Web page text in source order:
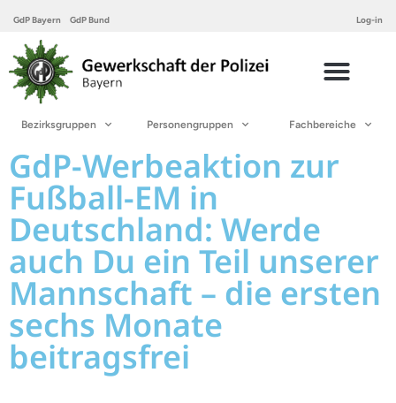
GdP Bayern GdP Bund Log-in
Bezirksgruppen Personengruppen Fachbereiche
GdP-Werbeaktion zur
Fußball-EM in
Deutschland: Werde
auch Du ein Teil unserer
Mannschaft – die ersten
sechs Monate
beitragsfrei